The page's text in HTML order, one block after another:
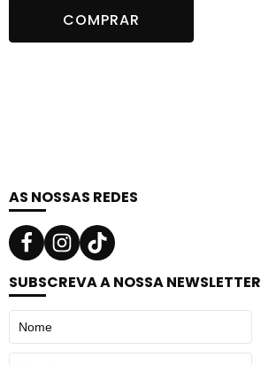
original
era:
atual
é:
COMPRAR
AS NOSSAS REDES
SUBSCREVA A NOSSA NEWSLETTER